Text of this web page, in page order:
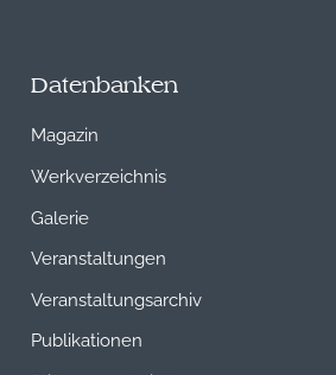
Datenbanken
Magazin
Werkverzeichnis
Galerie
Veranstaltungen
Veranstaltungsarchiv
Publikationen